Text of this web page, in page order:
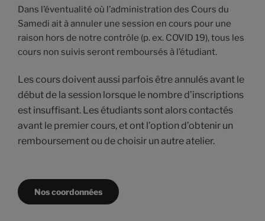
Dans l’éventualité où l’administration des Cours du
Samedi ait à annuler une session en cours pour une
raison hors de notre contrôle (p. ex. COVID 19), tous les
cours non suivis seront remboursés à l’étudiant.
Les cours doivent aussi parfois être annulés avant le
début de la session lorsque le nombre d’inscriptions
est insuffisant. Les étudiants sont alors contactés
avant le premier cours, et ont l’option d’obtenir un
remboursement ou de choisir un autre atelier.
Nos coordonnées